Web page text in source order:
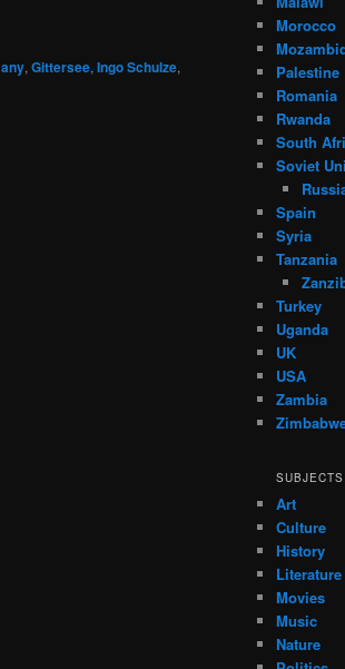
, Gittersee, Ingo Schulze,
Morocco
Palestine
Romania
Rwanda
South
Soviet
Spain
Syria
Tanzania
Turkey
Uganda
UK
USA
Zambia
SUBJECTS
Art
Culture
History
Literature
Movies
Music
Nature